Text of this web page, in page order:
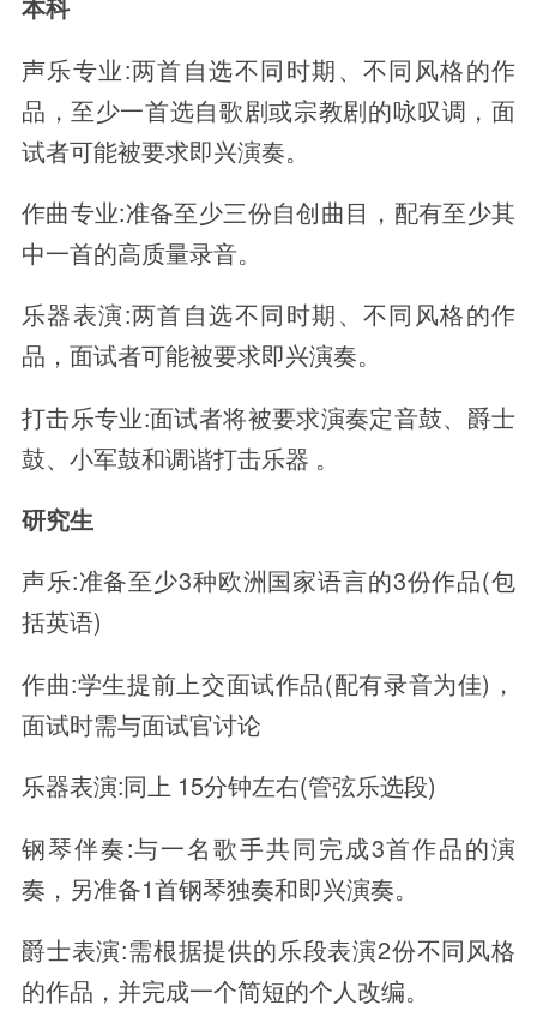
本科
声乐专业:两首自选不同时期、不同风格的作
品，至少一首选自歌剧或宗教剧的咏叹调，面
试者可能被要求即兴演奏。
作曲专业:准备至少三份自创曲目，配有至少其
中一首的高质量录音。
乐器表演:两首自选不同时期、不同风格的作
品，面试者可能被要求即兴演奏。
打击乐专业:面试者将被要求演奏定音鼓、爵士
鼓、小军鼓和调谐打击乐器 。
研究生
声乐:准备至少3种欧洲国家语言的3份作品(包
括英语)
作曲:学生提前上交面试作品(配有录音为佳)，
面试时需与面试官讨论
乐器表演:同上 15分钟左右(管弦乐选段)
钢琴伴奏:与一名歌手共同完成3首作品的演
奏，另准备1首钢琴独奏和即兴演奏。
爵士表演:需根据提供的乐段表演2份不同风格
的作品，并完成一个简短的个人改编。